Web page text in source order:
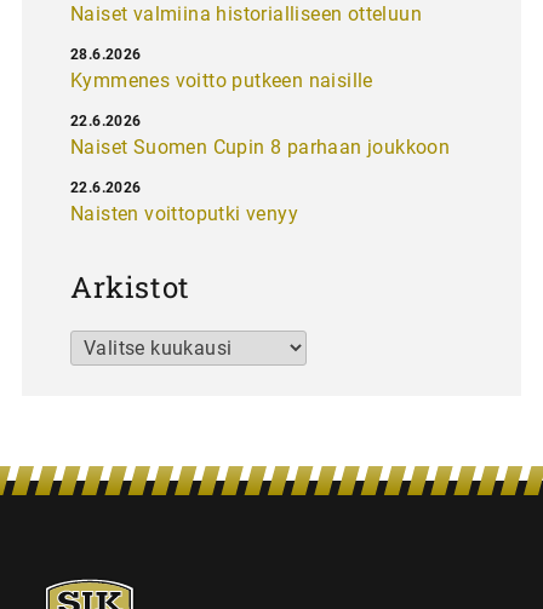
Naiset valmiina historialliseen otteluun
Kymmenes voitto putkeen naisille
28.6.2026
Naiset Suomen Cupin 8 parhaan joukkoon
22.6.2026
Naisten voittoputki venyy
22.6.2026
Arkistot
Arkistot
SJK-